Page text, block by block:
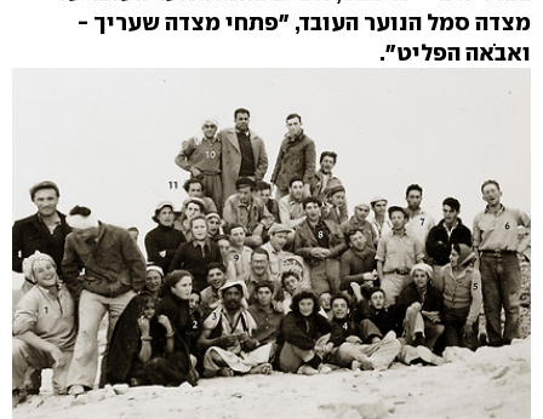
מצדה סמל הנוער העובד, "פתחי מצדה שעריך -
ואבֹאה הפליט".